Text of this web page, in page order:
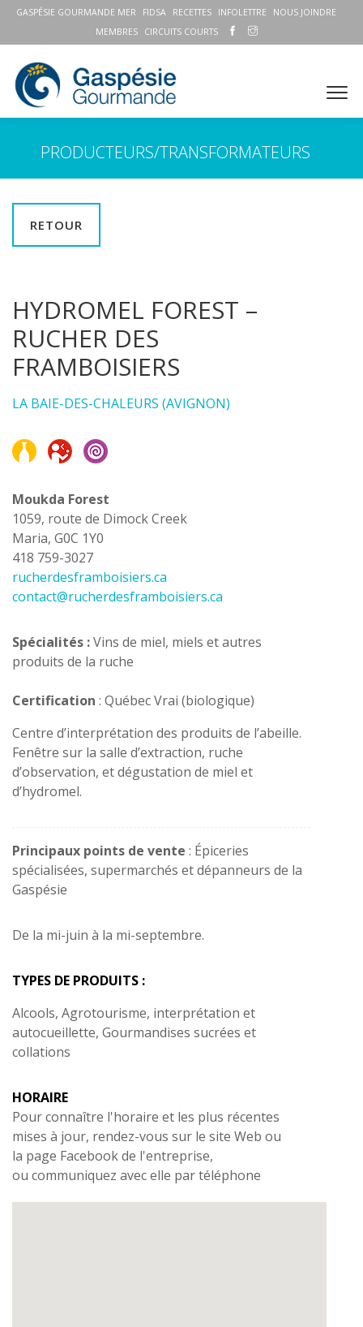
GASPÉSIE GOURMANDE MER FIDSA RECETTES INFOLETTRE
NOUS JOINDRE
MEMBRES
CIRCUITS COURTS
PRODUCTEURS/TRANSFORMATEURS
RETOUR
HYDROMEL FOREST –
RUCHER DES
FRAMBOISIERS
LA BAIE-DES-CHALEURS (AVIGNON)
Moukda Forest
1059, route de Dimock Creek
Maria, G0C 1Y0
418 759-3027
rucherdesframboisiers.ca
contact@rucherdesframboisiers.ca
Spécialités :Vins de miel, miels et autres
produits de la ruche
Certification : Québec Vrai (biologique)
Centre d’interprétation des produits de l’abeille.
Fenêtre sur la salle d’extraction, ruche
d’observation, et dégustation de miel et
d’hydromel.
Principaux points de vente : Épiceries
spécialisées, supermarchés et dépanneurs de la
Gaspésie
De la mi-juin à la mi-septembre.
TYPES DE PRODUITS :
Alcools, Agrotourisme, interprétation et
autocueillette, Gourmandises sucrées et
collations
HORAIRE
Pour connaître l'horaire et les plus récentes
mises à jour, rendez-vous sur le site Web ou
la page Facebook de l'entreprise,
ou communiquez avec elle par téléphone